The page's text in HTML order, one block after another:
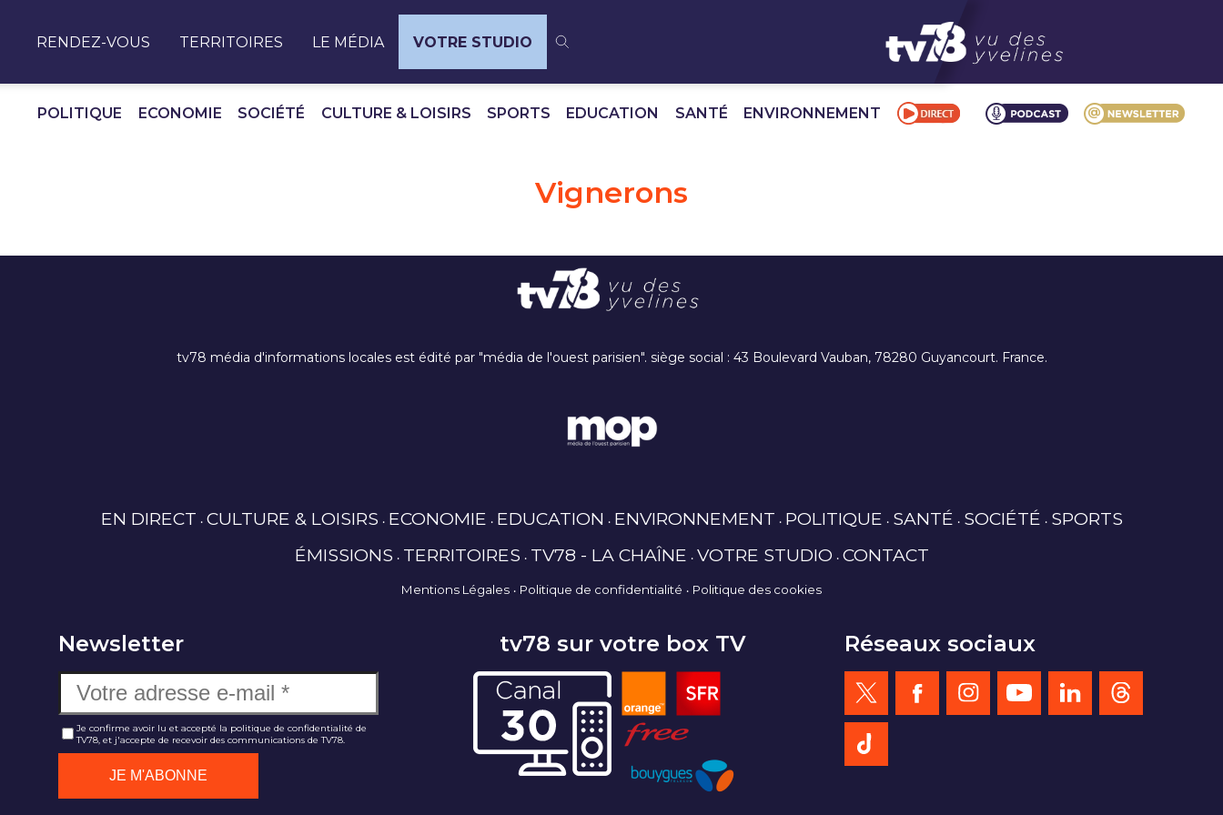
RENDEZ-VOUS TERRITOIRES LE MÉDIA VOTRE STUDIO
POLITIQUE ECONOMIE SOCIÉTÉ CULTURE & LOISIRS SPORTS EDUCATION SANTÉ ENVIRONNEMENT
Vignerons
tv78 média d'informations locales est édité par "média de l'ouest parisien". siège social : 43 Boulevard Vauban, 78280 Guyancourt. France.
EN DIRECT CULTURE & LOISIRS ECONOMIE EDUCATION ENVIRONNEMENT POLITIQUE SANTÉ SOCIÉTÉ SPORTS
ÉMISSIONS TERRITOIRES TV78 - LA CHAÎNE VOTRE STUDIO CONTACT
Mentions Légales Politique de confidentialité Politique des cookies
Newsletter
Je confirme avoir lu et accepté la politique de confidentialité de
TV78, et j'accepte de recevoir des communications de TV78.
tv78 sur votre box TV Réseaux sociaux